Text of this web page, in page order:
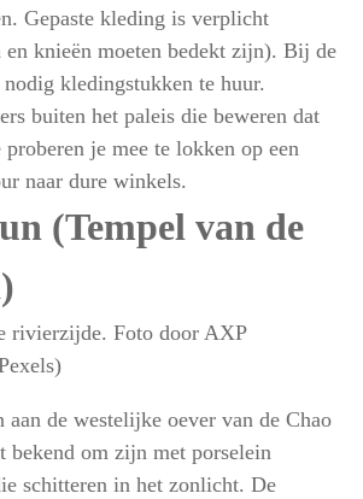
Gepaste kleding is verplicht
en knieën moeten bedekt zijn). Bij de
kledingstukken te huur.
buiten het paleis die beweren dat
je mee te lokken op een
naar dure winkels.
(Tempel van de
rivierzijde. Foto door AXP
aan de westelijke oever van de Chao
bekend om zijn met porselein
schitteren in het zonlicht. De